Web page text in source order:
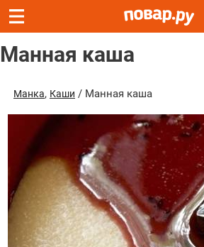
Манная каша
Манка, Каши / Манная каша